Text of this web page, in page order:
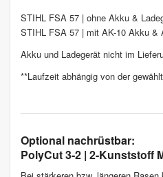
STIHL FSA 57 | ohne Akku &
STIHL FSA 57 | mit AK-10 Akku &
Akku und Ladegerät nicht im
**Laufzeit abhängig von der
Optional nachrüstbar:
PolyCut 3-2 | 2-Kunststoff